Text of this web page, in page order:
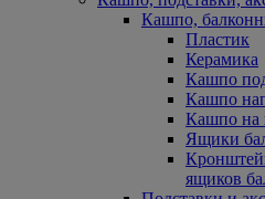
Кашпо,
Пластик
Керамика
Кашпо
Кашпо
Кашпо на
Ящики
ящиков